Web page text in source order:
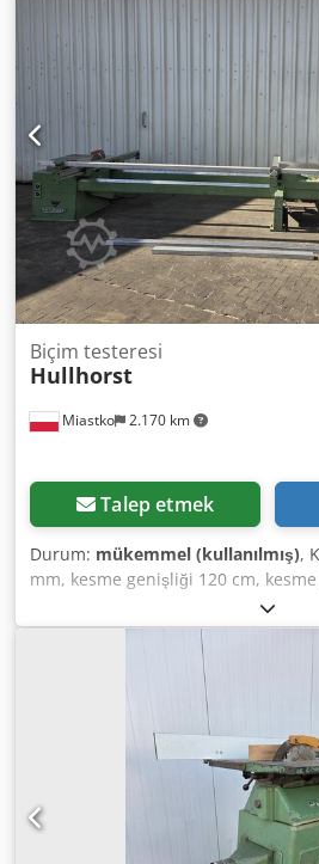
Miastko 2.170 km
Biçim testeresi
Hullhorst
Talep etmek
Durum: mükemmel (kullanılmış),
mm, kesme genişliği 120 cm,
toplam uzunluk 650 mm.
Crsdoy Af Tbjpfx Al Ref